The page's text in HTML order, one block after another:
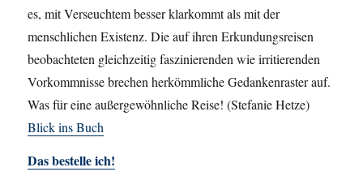
es, mit Verseuchtem besser klarkommt als mit der
menschlichen Existenz. Die auf ihren Erkundungsreisen
beobachteten gleichzeitig faszinierenden wie irritierenden
Vorkommnisse brechen herkömmliche Gedankenraster auf.
Was für eine außergewöhnliche Reise! (Stefanie Hetze)
Blick ins Buch
Das bestelle ich!